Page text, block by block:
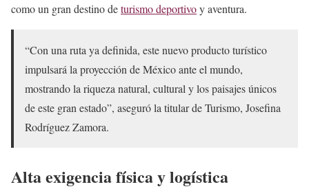
como un gran destino deturismo deportivoy aventura.
“Con una ruta ya definida, este nuevo producto turístico
impulsará la proyección de México ante el mundo,
mostrando la riqueza natural, cultural y los paisajes únicos
de este gran estado”, aseguró la titular de Turismo, Josefina
Rodríguez Zamora.
Alta exigencia física y logística